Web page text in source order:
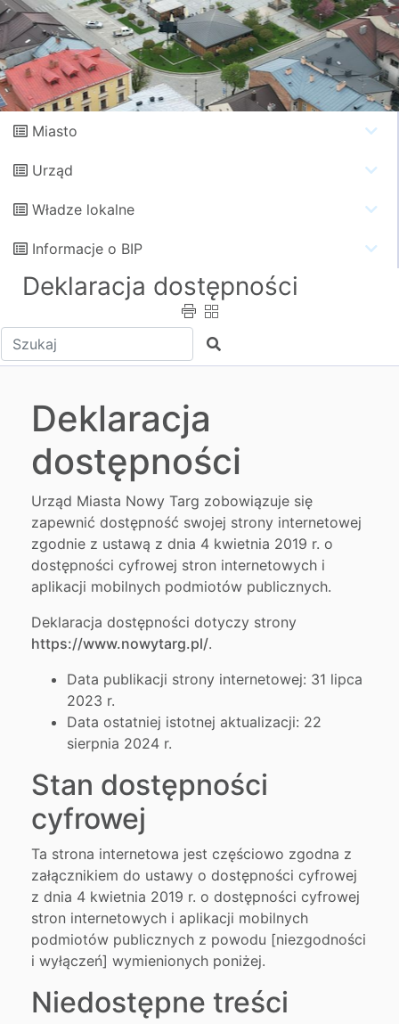
Miasto
Urząd
Władze lokalne
Informacje o BIP
Deklaracja dostępności
Wpisz tekst do wyszukania Szukaj
Deklaracja
dostępności
Urząd Miasta Nowy Targ zobowiązuje się
zapewnić dostępność swojej strony internetowej
zgodnie z ustawą z dnia 4 kwietnia 2019 r. o
dostępności cyfrowej stron internetowych i
aplikacji mobilnych podmiotów publicznych.
Deklaracja dostępności dotyczy strony
https://www.nowytarg.pl/.
Data publikacji strony internetowej: 31 lipca
2023 r.
Data ostatniej istotnej aktualizacji: 22
sierpnia 2024 r.
Stan dostępności
cyfrowej
Ta strona internetowa jest częściowo zgodna z
załącznikiem do ustawy o dostępności cyfrowej
z dnia 4 kwietnia 2019 r. o dostępności cyfrowej
stron internetowych i aplikacji mobilnych
podmiotów publicznych z powodu [niezgodności
i wyłączeń] wymienionych poniżej.
Niedostępne treści